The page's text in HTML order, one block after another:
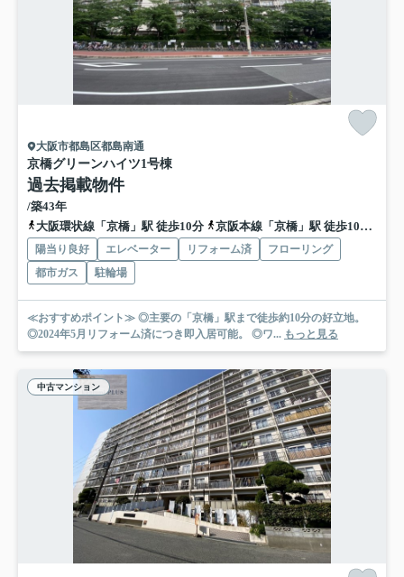
大阪市都島区都島南通
京橋グリーンハイツ1号棟
過去掲載物件
/築43年
大阪環状線「京橋」駅 徒歩10分
京阪本線「京橋」駅 徒歩10分
陽当り良好 エレベーター リフォーム済
フローリング
都市ガス
駐輪場
≪おすすめポイント≫ ◎主要の「京橋」駅まで徒歩約10分の好立地。
◎2024年5月リフォーム済につき即入居可能。 ◎ワ... もっと見る
中古マンション